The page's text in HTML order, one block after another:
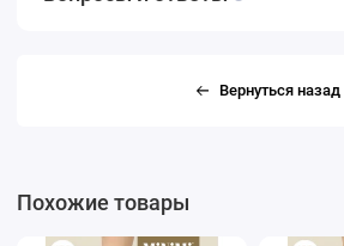
Вернуться назад
Похожие товары